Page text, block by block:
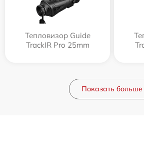
Тепловизор Guide
TrackIR Pro 25mm
Показать больше